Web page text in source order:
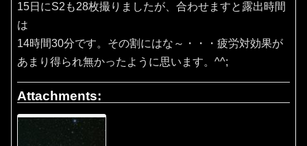
15日にS2も28枚撮りましたが、合わせますと露出時間
は
14時間30分です。その割にはな～・・・疲労対効果が
あまり得られ無かったように思います。^^;
Attachments: